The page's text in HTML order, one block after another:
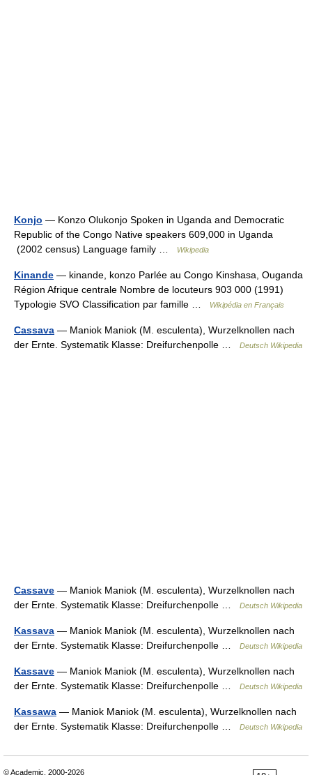
Konjo — Konzo Olukonjo Spoken in Uganda and Democratic
Republic of the Congo Native speakers 609,000 in Uganda
(2002 census) Language family …
Wikipedia
Kinande — kinande, konzo Parlée au Congo Kinshasa, Ouganda
Région Afrique centrale Nombre de locuteurs 903 000 (1991)
Typologie SVO Classification par famille …
Wikipédia en Français
Cassava — Maniok Maniok (M. esculenta), Wurzelknollen nach
der Ernte. Systematik Klasse: Dreifurchenpolle …
Deutsch Wikipedia
Cassave — Maniok Maniok (M. esculenta), Wurzelknollen nach
der Ernte. Systematik Klasse: Dreifurchenpolle …
Deutsch Wikipedia
Kassava — Maniok Maniok (M. esculenta), Wurzelknollen nach
der Ernte. Systematik Klasse: Dreifurchenpolle …
Deutsch Wikipedia
Kassave — Maniok Maniok (M. esculenta), Wurzelknollen nach
der Ernte. Systematik Klasse: Dreifurchenpolle …
Deutsch Wikipedia
Kassawa — Maniok Maniok (M. esculenta), Wurzelknollen nach
der Ernte. Systematik Klasse: Dreifurchenpolle …
Deutsch Wikipedia
© Academic, 2000-2026